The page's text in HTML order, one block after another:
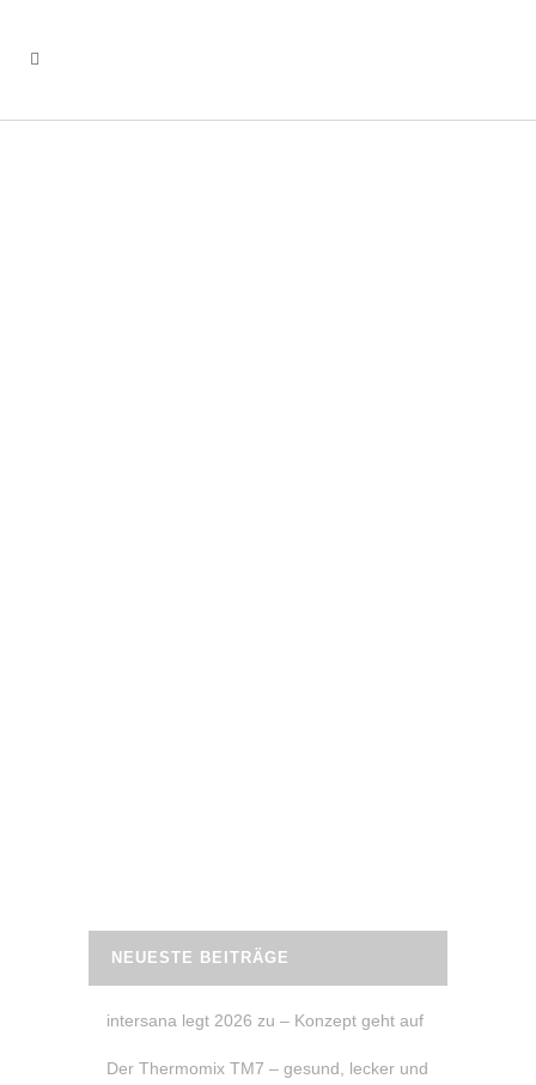
NEUESTE BEITRÄGE
intersana legt 2026 zu – Konzept geht auf
Der Thermomix TM7 – gesund, lecker und